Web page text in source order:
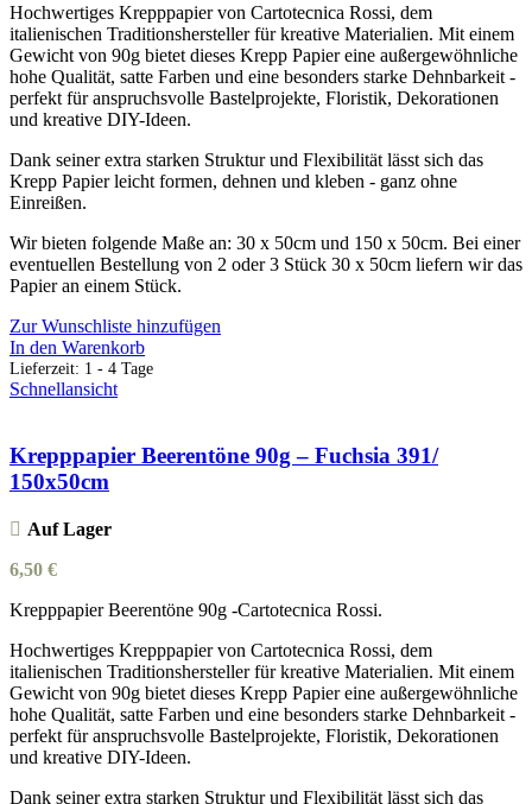
Hochwertiges Krepppapier von Cartotecnica Rossi, dem
italienischen Traditionshersteller für kreative Materialien. Mit einem
Gewicht von 90g bietet dieses Krepp Papier eine außergewöhnliche
hohe Qualität, satte Farben und eine besonders starke Dehnbarkeit -
perfekt für anspruchsvolle Bastelprojekte, Floristik, Dekorationen
und kreative DIY-Ideen.
Dank seiner extra starken Struktur und Flexibilität lässt sich das
Krepp Papier leicht formen, dehnen und kleben - ganz ohne
Einreißen.
Wir bieten folgende Maße an: 30 x 50cm und 150 x 50cm. Bei einer
eventuellen Bestellung von 2 oder 3 Stück 30 x 50cm liefern wir das
Papier an einem Stück.
Zur Wunschliste hinzufügen
In den Warenkorb
Lieferzeit: 1 - 4 Tage
Schnellansicht
Krepppapier Beerentöne 90g – Fuchsia 391/
150x50cm
Auf Lager
6,50 €
Krepppapier Beerentöne 90g -Cartotecnica Rossi.
Hochwertiges Krepppapier von Cartotecnica Rossi, dem
italienischen Traditionshersteller für kreative Materialien. Mit einem
Gewicht von 90g bietet dieses Krepp Papier eine außergewöhnliche
hohe Qualität, satte Farben und eine besonders starke Dehnbarkeit -
perfekt für anspruchsvolle Bastelprojekte, Floristik, Dekorationen
und kreative DIY-Ideen.
Dank seiner extra starken Struktur und Flexibilität lässt sich das